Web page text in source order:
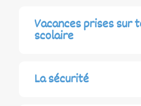
Vacances prises sur
scolaire
La sécurité